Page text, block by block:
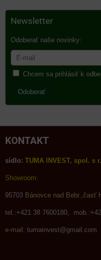
Newsletter
Odoberať naše novinky:
Chcem sa prihlásiť k
Odoberať
KONTAKT
sídlo: TUMA INVEST, spol. s
Showroom:
95703 Bánovce nad Bebr.,časť
tel.:+421 38 7600180,
e-mail: tumainvest@gmail.com